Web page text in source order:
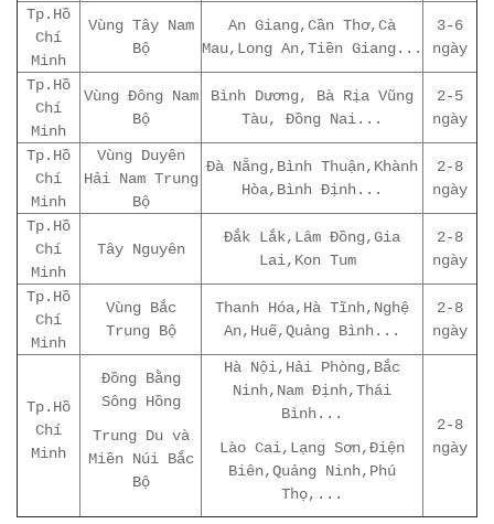
Tp.Hồ
Chí
Minh
Vùng Tây Nam
Bộ
An Giang,Cần Thơ,Cà
Mau,Long An,Tiền Giang...
3-6
ngày
Tp.Hồ
Chí
Minh
Vùng Đông Nam
Bộ
Bình Dương, Bà Rịa Vũng
Tàu, Đồng Nai...
2-5
ngày
Tp.Hồ
Chí
Minh
Vùng Duyên
Hải Nam Trung
Bộ
Đà Nẵng,Bình Thuận,Khành
Hòa,Bình Định...
2-8
ngày
Tp.Hồ
Chí
Minh
Tây Nguyên
Đắk Lắk,Lâm Đồng,Gia
Lai,Kon Tum
2-8
ngày
Tp.Hồ
Chí
Minh
Vùng Bắc
Trung Bộ
Thanh Hóa,Hà Tĩnh,Nghệ
An,Huế,Quảng Bình...
2-8
ngày
Tp.Hồ
Chí
Minh
Đồng Bằng
Sông Hồng
Trung Du và
Miền Núi Bắc
Bộ
Hà Nội,Hải Phòng,Bắc
Ninh,Nam Định,Thái
Bình...
Lào Cai,Lạng Sơn,Điện
Biên,Quảng Ninh,Phú
Thọ,...
2-8
ngày